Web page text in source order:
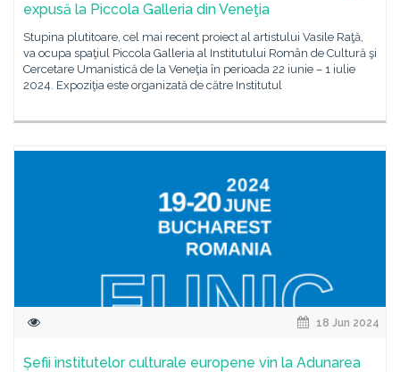
expusă la Piccola Galleria din Veneţia
Stupina plutitoare, cel mai recent proiect al artistului Vasile Raţă,
va ocupa spaţiul Piccola Galleria al Institutului Român de Cultură şi
Cercetare Umanistică de la Veneţia în perioada 22 iunie – 1 iulie
2024. Expoziţia este organizată de către Institutul
18 Jun 2024
Șefii institutelor culturale europene vin la Adunarea